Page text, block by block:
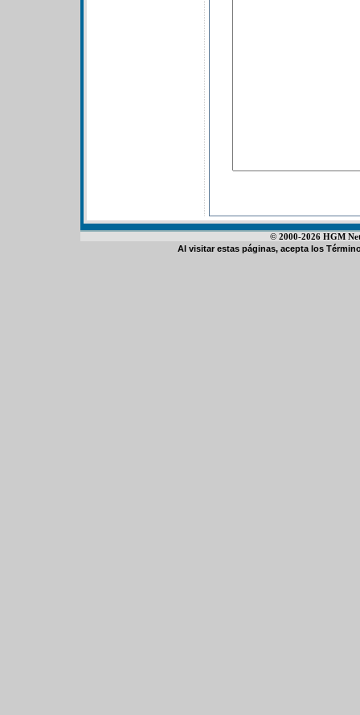
© 2000-2026 HGM
Al visitar estas páginas, acepta los